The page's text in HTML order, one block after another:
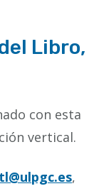
Libro,
con esta
vertical.
,